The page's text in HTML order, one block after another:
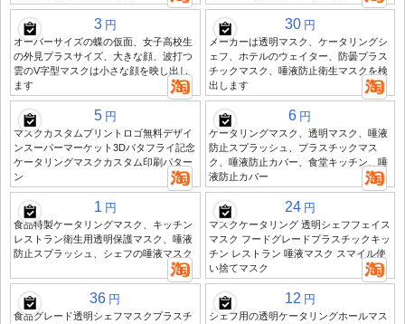
3 円
オーバーサイズの蝶の仮面、女子高校生
の外見プラスサイズ、大きな顔、波打つ
雲のV字型マスクは小さな顔を映し出し
ます
30 円
メーカーは透明マスク、ケータリングシ
ェフ、ホテルのウェイター、防曇プラス
チックマスク、唾液防止衛生マスクを検
出します
5 円
マスクカスタムプリントロゴ無料デザイ
ンスーパーマーケット3Dバタフライ記念
ケータリングマスクカスタム印刷パター
ン
6 円
ケータリングマスク、透明マスク、唾液
防止スプラッシュ、プラスチックマス
ク、唾液防止カバー、食堂キッチン、唾
液防止カバー
1 円
食品特製ケータリングマスク、キッチン
レストラン衛生用透明保護マスク、唾液
防止スプラッシュ、シェフの唾液マスク
24 円
マスクケータリング 透明シェフフェイス
マスク フードグレードプラスチックキッ
チン レストラン 唾液マスク スマイル使
い捨てマスク
36 円
食品グレード透明シェフマスクプラスチ
12 円
シェフ用の透明ケータリングホールマス